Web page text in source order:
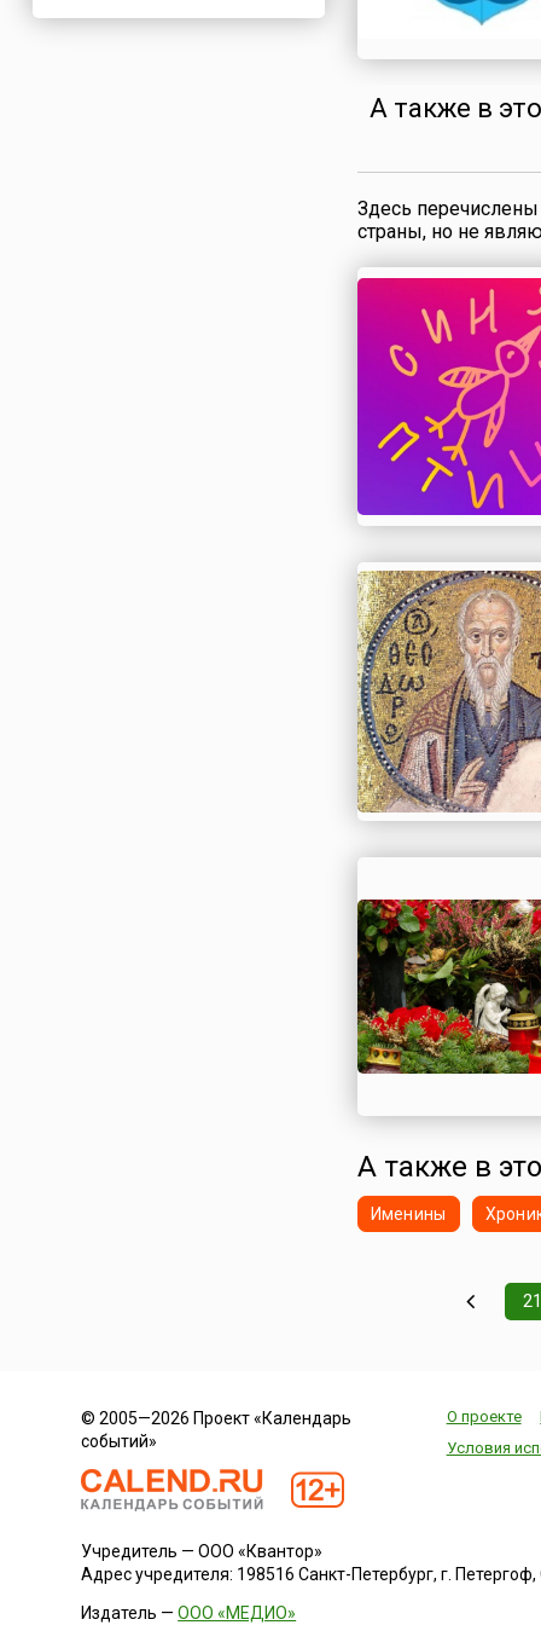
А также в
Здесь
страны, но не
А также в
Именины
© 2005—2026 Проект «Календарь
событий»
О проекте
Условия
Учредитель — ООО «Квантор»
Адрес учредителя: 198516 Санкт-Петербург, г.
Издатель —ООО «МЕДИО»